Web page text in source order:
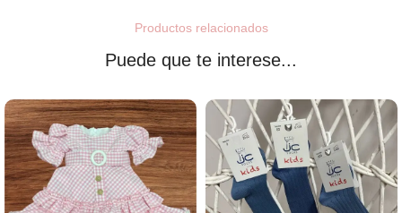
Productos relacionados
Puede que te interese...